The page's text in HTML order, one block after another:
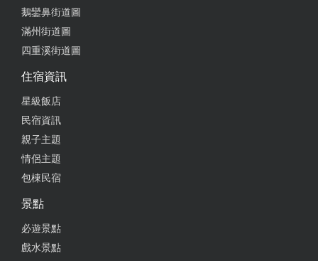
鵝鑾鼻街道圖
滿州街道圖
四重溪街道圖
住宿資訊
星級飯店
民宿資訊
親子主題
情侶主題
包棟民宿
景點
必遊景點
戲水景點